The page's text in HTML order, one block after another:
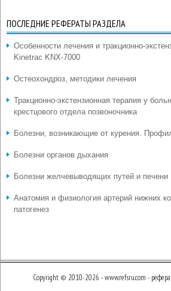
ПОСЛЕДНИЕ РЕФЕРАТЫ РАЗДЕЛА
Особенности лечения и тракционно-
Kinetrac KNX-7000
Остеохондроз, методики лечения
Тракционно-экстензионная терапия у
крестцового отдела позвоночника
Болезни, возникающие от курения.
Болезни органов дыхания
Болезни желчевыводящих путей и печени
Анатомия и физиология артерий нижних
патогенез
Copyright © 2010-2026 - www.refsru.com -